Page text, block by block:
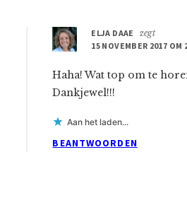
ELJA DAAE
zegt
15 NOVEMBER 2017 OM
Haha! Wat top om te
Dankjewel!!!
Aan het laden...
BEANTWOORDEN